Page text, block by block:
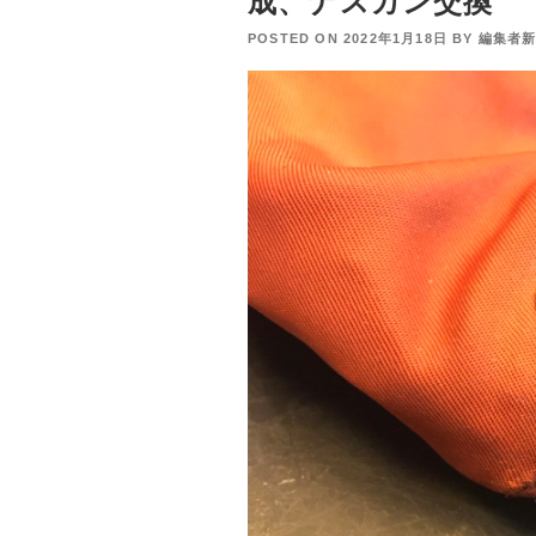
POSTED ON 2022年1月18日 BY 編集者